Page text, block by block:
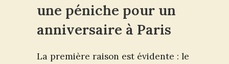
une péniche pour un
anniversaire à Paris
La première raison est évidente : le